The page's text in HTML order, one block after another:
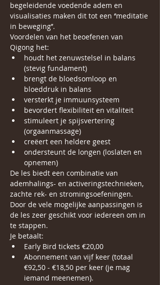
begeleidende voedende adem en
visualisaties maken dit tot een ‘’meditatie
in beweging’’.
Voordelen van het beoefenen van
Qigong het:
houdt het zenuwstelsel in balans
(stevig fundament)
brengt de bloedsomloop en
bloeddruk in balans
versterkt je immuunsysteem
bevordert flexibiliteit en vitaliteit
stimuleert je spijsvertering
(orgaanmassage)
creëert een heldere geest
ondersteunt de longen (loslaten en
opnemen)
De les biedt een combinatie van
ademhalings- en activeringstechnieken,
zachte rek- en stromingsoefeningen.
Door de vele mogelijke aanpassingen is
de les zeer geschikt voor iedereen om in
te stappen.
Je betaalt:
Early Bird tickets €20,00
Abonnement van vijf keer (totaal
€92,50 - €18,50 per keer (je mag
iemand meenemen).